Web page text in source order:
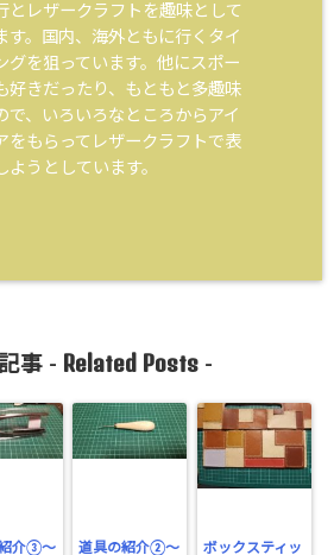
とレザークラフトを趣味として
す。国内、海外ともに行くタイ
グを狙っています。他にスポー
好きだったり、もともと多趣味
で、いろいろなところからアイ
をもらってレザークラフトで表
ようとしています。
事 - Related Posts-
介③～
道具の紹介②～
ボックスティッ